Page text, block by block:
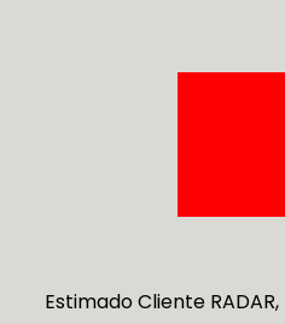
Estimado Cliente RADAR,